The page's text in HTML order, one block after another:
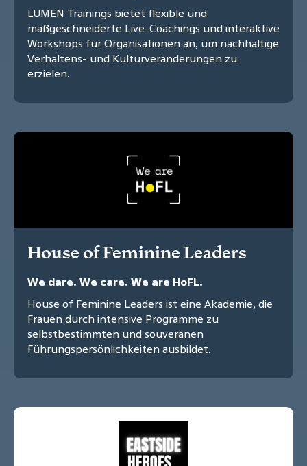
LUMEN Trainings bietet flexible und
maßgeschneiderte Live-Coachings und interaktive
Workshops für Organisationen an, um nachhaltige
Verhaltens- und Kulturveränderungen zu
erzielen.
House of Feminine Leaders
We dare. We care. We are HoFL.
House of Feminine Leaders ist eine Akademie, die
Frauen durch intensive Programme zu
selbstbestimmten und souveränen
Führungspersönlichkeiten ausbildet.